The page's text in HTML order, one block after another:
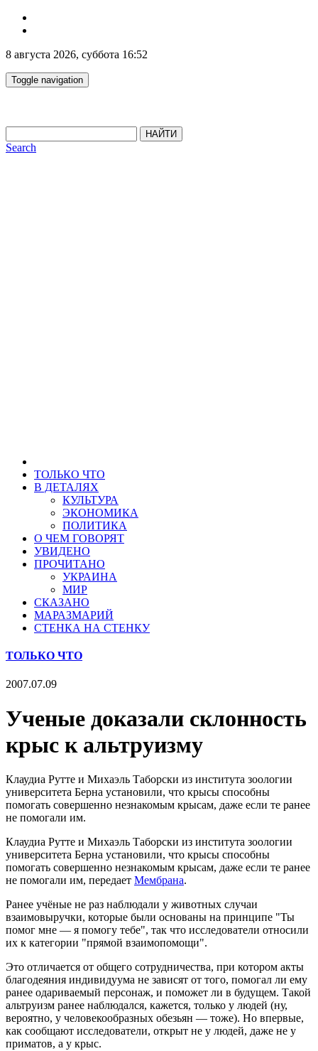
8 августа 2026, суббота 16:52
Toggle navigation
НАЙТИ
Search
ТОЛЬКО ЧТО
В ДЕТАЛЯХ
КУЛЬТУРА
ЭКОНОМИКА
ПОЛИТИКА
О ЧЕМ ГОВОРЯТ
УВИДЕНО
ПРОЧИТАНО
УКРАИНА
МИР
СКАЗАНО
МАРАЗМАРИЙ
СТЕНКА НА СТЕНКУ
ТОЛЬКО ЧТО
2007.07.09
Ученые доказали склонность
крыс к альтруизму
Клаудиа Рутте и Михаэль Таборски из института зоологии
университета Берна установили, что крысы способны
помогать совершенно незнакомым крысам, даже если те ранее
не помогали им.
Клаудиа Рутте и Михаэль Таборски из института зоологии
университета Берна установили, что крысы способны
помогать совершенно незнакомым крысам, даже если те ранее
не помогали им, передает Мембрана.
Ранее учёные не раз наблюдали у животных случаи
взаимовыручки, которые были основаны на принципе "Ты
помог мне — я помогу тебе", так что исследователи относили
их к категории "прямой взаимопомощи".
Это отличается от общего сотрудничества, при котором акты
благодеяния индивидуума не зависят от того, помогал ли ему
ранее одариваемый персонаж, и поможет ли в будущем. Такой
альтруизм ранее наблюдался, кажется, только у людей (ну,
вероятно, у человекообразных обезьян — тоже). Но впервые,
как сообщают исследователи, открыт не у людей, даже не у
приматов, а у крыс.